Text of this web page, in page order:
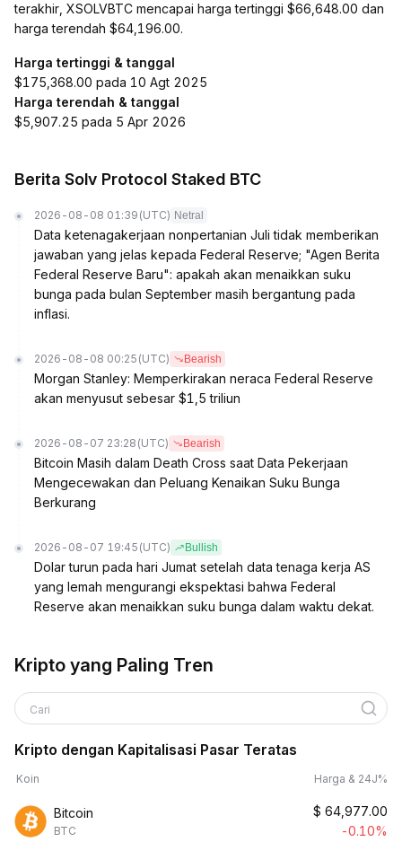
terakhir, XSOLVBTC mencapai harga tertinggi $66,648.00 dan
harga terendah $64,196.00.
Harga tertinggi & tanggal
$175,368.00 pada 10 Agt 2025
Harga terendah & tanggal
$5,907.25 pada 5 Apr 2026
Berita Solv Protocol Staked BTC
2026-08-08 01:39 (UTC) Netral
Data ketenagakerjaan nonpertanian Juli tidak memberikan
jawaban yang jelas kepada Federal Reserve; "Agen Berita
Federal Reserve Baru": apakah akan menaikkan suku
bunga pada bulan September masih bergantung pada
inflasi.
2026-08-08 00:25 (UTC) Bearish
Morgan Stanley: Memperkirakan neraca Federal Reserve
akan menyusut sebesar $1,5 triliun
2026-08-07 23:28 (UTC) Bearish
Bitcoin Masih dalam Death Cross saat Data Pekerjaan
Mengecewakan dan Peluang Kenaikan Suku Bunga
Berkurang
2026-08-07 19:45 (UTC) Bullish
Dolar turun pada hari Jumat setelah data tenaga kerja AS
yang lemah mengurangi ekspektasi bahwa Federal
Reserve akan menaikkan suku bunga dalam waktu dekat.
Kripto yang Paling Tren
Cari
Kripto dengan Kapitalisasi Pasar Teratas
Koin Harga & 24J%
Bitcoin
BTC
$ 64,977.00
-0.10%